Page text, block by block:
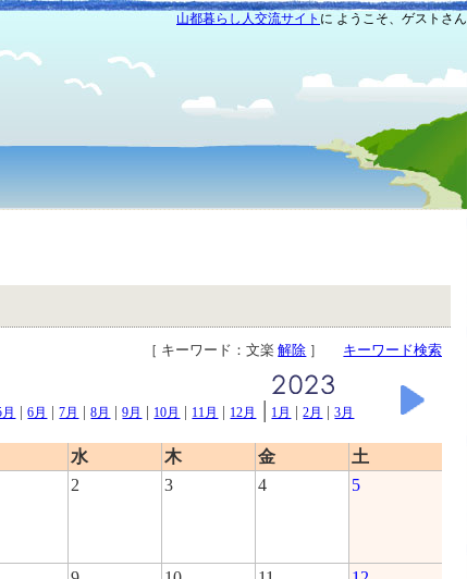
山都暮らし人交流サイト に ようこそ、ゲストさん
［ キーワード：文楽解除 ］ キーワード検索
月 |6月 |7月 |8月 |9月 | 10月 | 11月 | 12月 | 1月 |2月 |3月
水 木 金
土
2 3 4 5